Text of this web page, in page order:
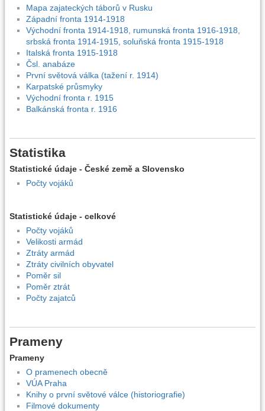
Mapa zajateckých táborů v Rusku
Západní fronta 1914-1918
Východní fronta 1914-1918, rumunská fronta 1916-1918,
srbská fronta 1914-1915, soluňská fronta 1915-1918
Italská fronta 1915-1918
Čsl. anabáze
První světová válka (tažení r. 1914)
Karpatské průsmyky
Východní fronta r. 1915
Balkánská fronta r. 1916
Statistika
Statistické údaje - České země a Slovensko
Počty vojáků
Statistické údaje - celkové
Počty vojáků
Velikosti armád
Ztráty armád
Ztráty civilních obyvatel
Poměr sil
Poměr ztrát
Počty zajatců
Prameny
Prameny
O pramenech obecně
VÚA Praha
Knihy o první světové válce (historiografie)
Filmové dokumenty